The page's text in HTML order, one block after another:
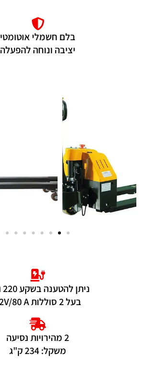
בלם חשמלי אוטומטי
יציבה ונוחה להפעלה
ניתן להטענה בשקע 220 וולט
בעל 2 סוללות 12V/80 A
2 מהירויות נסיעה
משקל: 234 ק"ג